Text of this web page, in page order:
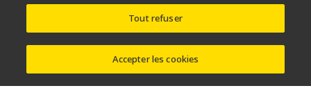
Systèmes de lithographie à FPD
Tout refuser
Accepter les cookies